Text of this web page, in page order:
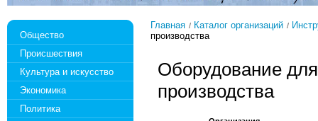
Общество
Происшествия
Культура и искусство
Экономика
Политика
Главная Каталог организаций
производства
Оборудование
производства